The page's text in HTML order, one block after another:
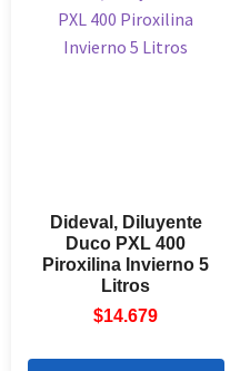
Dideval, Diluyente
Duco PXL 400
Piroxilina Invierno 5
Litros
$14.679